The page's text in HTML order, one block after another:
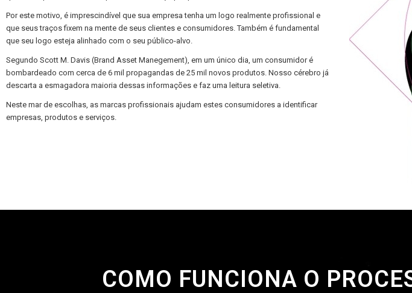
Por este motivo, é imprescindível que sua empresa tenha um logo realmente profissional e
que seus traços fixem na mente de seus clientes e consumidores. Também é fundamental
que seu logo esteja alinhado com o seu público-alvo.
Segundo Scott M. Davis (Brand Asset Manegement), em um único dia, um consumidor é
bombardeado com cerca de 6 mil propagandas de 25 mil novos produtos. Nosso cérebro já
descarta a esmagadora maioria dessas informações e faz uma leitura seletiva.
Neste mar de escolhas, as marcas profissionais ajudam estes consumidores a identificar
empresas, produtos e serviços.
COMO FUNCIONA O